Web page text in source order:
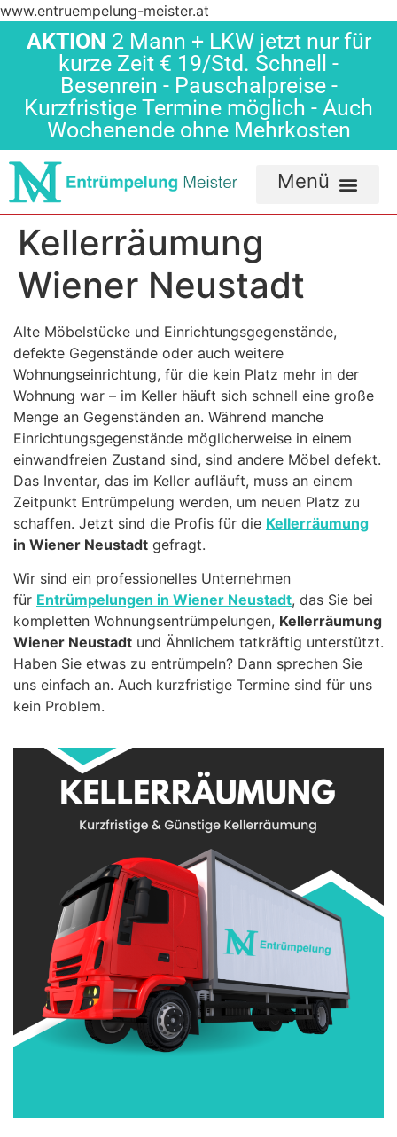
www.entruempelung-meister.at
AKTION 2 Mann + LKW jetzt nur für
kurze Zeit € 19/Std. Schnell -
Besenrein - Pauschalpreise -
Kurzfristige Termine möglich - Auch
Wochenende ohne Mehrkosten
Kellerräumung
Wiener Neustadt
Alte Möbelstücke und Einrichtungsgegenstände,
defekte Gegenstände oder auch weitere
Wohnungseinrichtung, für die kein Platz mehr in der
Wohnung war – im Keller häuft sich schnell eine große
Menge an Gegenständen an. Während manche
Einrichtungsgegenstände möglicherweise in einem
einwandfreien Zustand sind, sind andere Möbel defekt.
Das Inventar, das im Keller aufläuft, muss an einem
Zeitpunkt Entrümpelung werden, um neuen Platz zu
schaffen. Jetzt sind die Profis für die Kellerräumung
in Wiener Neustadt gefragt.
Wir sind ein professionelles Unternehmen
für Entrümpelungen in Wiener Neustadt, das Sie bei
kompletten Wohnungsentrümpelungen, Kellerräumung
Wiener Neustadt und Ähnlichem tatkräftig unterstützt.
Haben Sie etwas zu entrümpeln? Dann sprechen Sie
uns einfach an. Auch kurzfristige Termine sind für uns
kein Problem.